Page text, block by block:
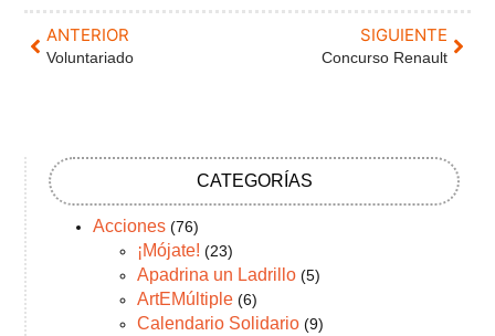
ANTERIOR
Voluntariado
SIGUIENTE
Concurso Renault
CATEGORÍAS
Acciones (76)
¡Mójate! (23)
Apadrina un Ladrillo (5)
ArtEMúltiple (6)
Calendario Solidario (9)